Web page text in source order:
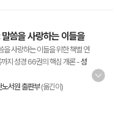
씀을 사랑하는 이들을
을 사랑하는 이들을 위한 책별 연
지 성경 66권의 핵심 개론-성
노서원 출판부(옮긴이)